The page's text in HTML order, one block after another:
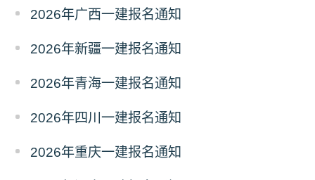
2026年广西一建报名通知
2026年新疆一建报名通知
2026年青海一建报名通知
2026年四川一建报名通知
2026年重庆一建报名通知